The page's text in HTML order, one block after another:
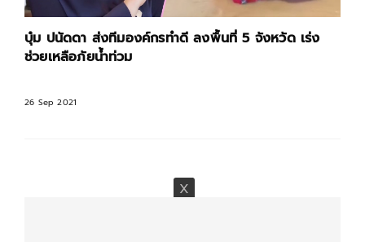
บุ๋ม ปนัดดา ส่งทีมองค์กรทำดี ลงพื้นที่ 5 จังหวัด เร่ง
ช่วยเหลือภัยน้ำท่วม
26 Sep 2021